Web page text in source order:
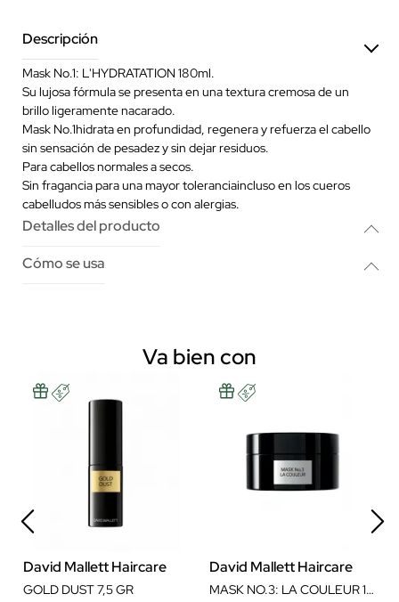
Descripción
Mask No.1: L'HYDRATATION 180ml.
Su lujosa fórmula se presenta en una textura cremosa de un
brillo ligeramente nacarado.
Mask No.1hidrata en profundidad, regenera y refuerza el cabello
sin sensación de pesadez y sin dejar residuos.
Para cabellos normales a secos.
Sin fragancia para una mayor toleranciaincluso en los cueros
cabelludos más sensibles o con alergias.
Detalles del producto
Cómo se usa
Va bien con
David Mallett Haircare
GOLD DUST 7,5 GR
David Mallett Haircare
MASK NO.3: LA COULEUR 180 ML